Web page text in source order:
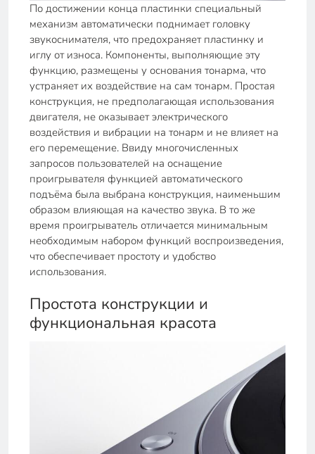
По достижении конца пластинки специальный
механизм автоматически поднимает головку
звукоснимателя, что предохраняет пластинку и
иглу от износа. Компоненты, выполняющие эту
функцию, размещены у основания тонарма, что
устраняет их воздействие на сам тонарм. Простая
конструкция, не предполагающая использования
двигателя, не оказывает электрического
воздействия и вибрации на тонарм и не влияет на
его перемещение. Ввиду многочисленных
запросов пользователей на оснащение
проигрывателя функцией автоматического
подъёма была выбрана конструкция, наименьшим
образом влияющая на качество звука. В то же
время проигрыватель отличается минимальным
необходимым набором функций воспроизведения,
что обеспечивает простоту и удобство
использования.
Простота конструкции и
функциональная красота